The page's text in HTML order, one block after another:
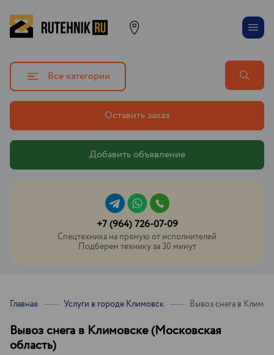
Все категории
Оставить заказ
Добавить объявление
+7 (964) 726-07-09
Спецтехника на прямую от исполнителей
Подберем технику за 30 минут
Главная Услуги в городе Климовск Вывоз снега в
Вывоз снега в Климовске (Московская
область)